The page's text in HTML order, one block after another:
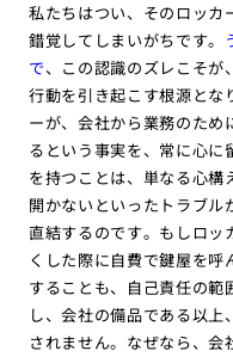
私たちはつい、そのロッカ
錯覚してしまいがちです。
で、この認識のズレこそが
行動を引き起こす根源とな
ーが、会社から業務のため
るという事実を、常に心に
を持つことは、単なる心構
開かないといったトラブル
直結するのです。もしロッ
くした際に自費で鍵屋を呼
することも、自己責任の
し、会社の備品である以
されません。なぜなら、